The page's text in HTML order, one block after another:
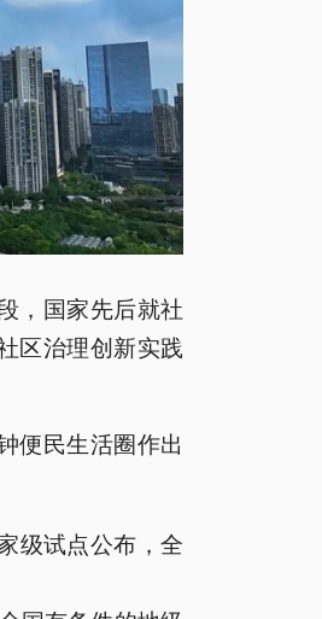
，国家先后就社
区治理创新实践
便民生活圈作出
级试点公布，全